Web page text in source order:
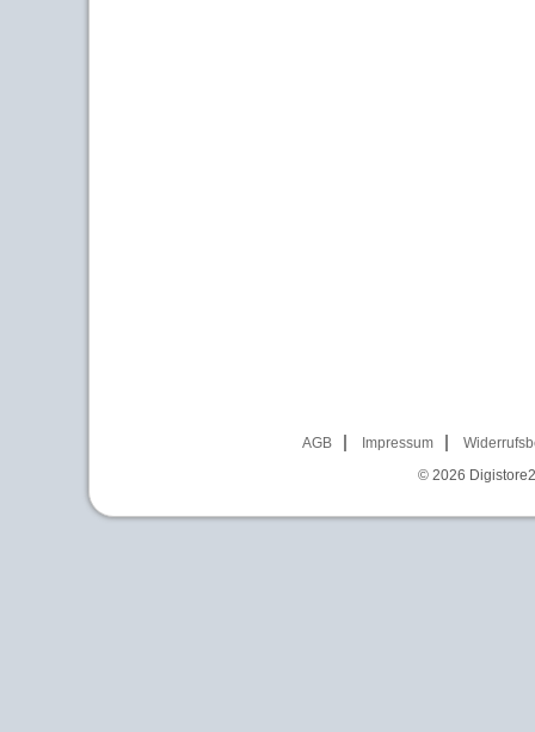
AGB Impressum
© 2026